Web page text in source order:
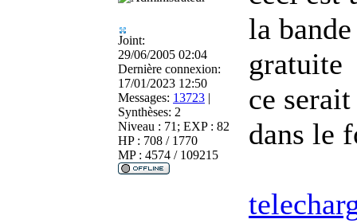
Joint:
29/06/2005 02:04
Dernière connexion:
17/01/2023 12:50
Messages: 13723 |
Synthèses: 2
Niveau : 71; EXP : 82
HP : 708 / 1770
MP : 4574 / 109215
la
gratuite
ce
dans le